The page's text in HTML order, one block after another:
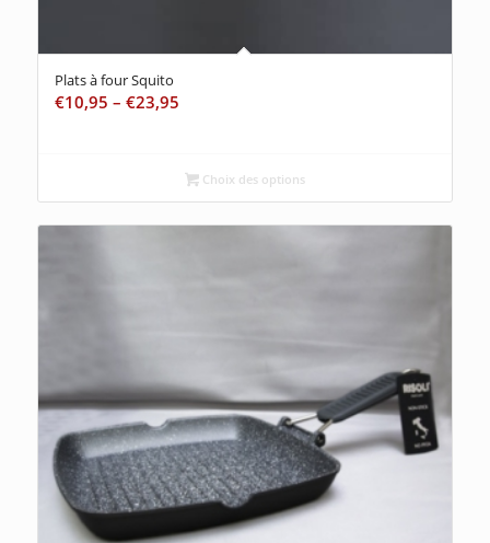
Plats à four Squito
€10,95 – €23,95
Choix des options